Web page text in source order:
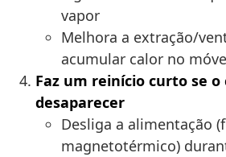
vapor
Melhora a extração/
acumular calor no
Faz um reinício curto se o
desaparecer
Desliga a alimentação
magnetotérmico)